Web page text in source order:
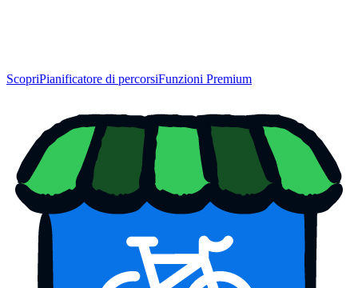
ScopriPianificatore di percorsiFunzioni Premium